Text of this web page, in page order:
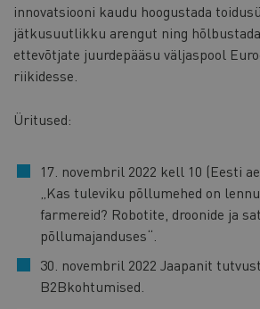
innovatsiooni kaudu hoogustada
jätkusuutlikku arengut ning
ettevõtjate juurdepääsu väljaspool
riikidesse.
Üritused:
17. novembril 2022 kell 10 (Eesti
„Kas tuleviku põllumehed on
farmereid? Robotite, droonide ja
põllumajanduses“.
30. novembril 2022 Jaapanit
B2Bkohtumised.